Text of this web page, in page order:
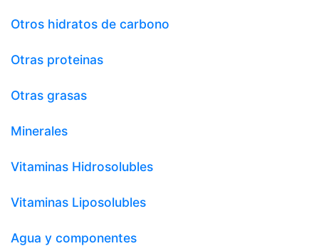
Otros hidratos de carbono
Otras proteinas
Otras grasas
Minerales
Vitaminas Hidrosolubles
Vitaminas Liposolubles
Agua y componentes